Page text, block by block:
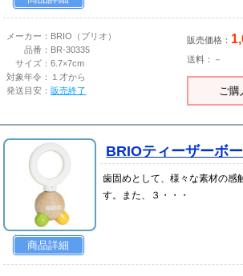
メーカー： BRIO（ブリオ）
品番： BR-30335
サイズ：6.7×7cm
対象年令：
１才から
発送目安： 販売終了
販売価格：
送料：－
ご
商品詳細
BRIOティーザーボ
歯固めとして、様々な素材の感
す。また、３・・・